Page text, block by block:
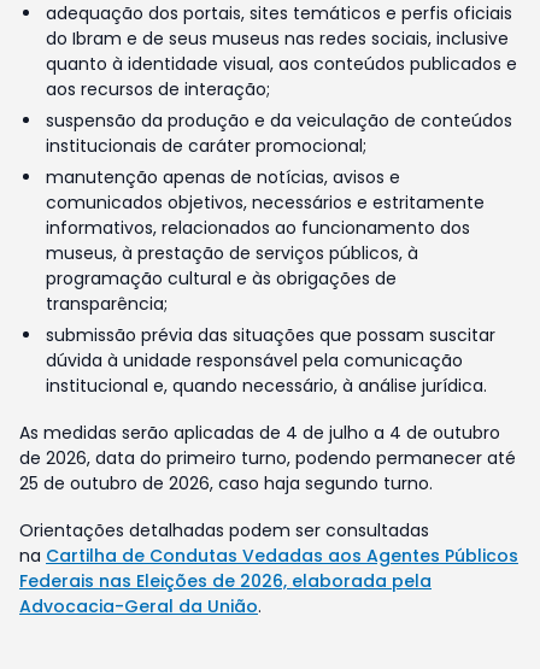
adequação dos portais, sites temáticos e perfis oficiais
do Ibram e de seus museus nas redes sociais, inclusive
quanto à identidade visual, aos conteúdos publicados e
aos recursos de interação;
suspensão da produção e da veiculação de conteúdos
institucionais de caráter promocional;
manutenção apenas de notícias, avisos e
comunicados objetivos, necessários e estritamente
informativos, relacionados ao funcionamento dos
museus, à prestação de serviços públicos, à
programação cultural e às obrigações de
transparência;
submissão prévia das situações que possam suscitar
dúvida à unidade responsável pela comunicação
institucional e, quando necessário, à análise jurídica.
As medidas serão aplicadas de 4 de julho a 4 de outubro
de 2026, data do primeiro turno, podendo permanecer até
25 de outubro de 2026, caso haja segundo turno.
Orientações detalhadas podem ser consultadas
na Cartilha de Condutas Vedadas aos Agentes Públicos
Federais nas Eleições de 2026, elaborada pela
Advocacia-Geral da União.